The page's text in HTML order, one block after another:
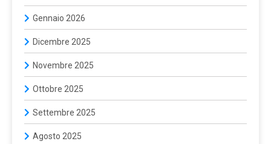
Gennaio 2026
Dicembre 2025
Novembre 2025
Ottobre 2025
Settembre 2025
Agosto 2025